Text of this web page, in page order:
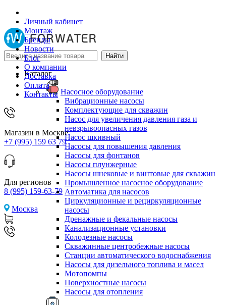
Личный кабинет
Монтаж
Бренды
Новости
Блог
О компании
Доставка
Оплата
Контакты
Магазин в Москве
+7 (995) 159 63 79
Для регионов
8 (995) 159-63-79
Москва
Каталог
Насосное оборудование
Вибрационные насосы
Комплектующие для скважин
Насос для увеличения давления газа и
невзрывоопасных газов
Насос шкивный
Насосы для повышения давления
Насосы для фонтанов
Насосы плунжерные
Насосы шнековые и винтовые для скважин
Промышленное насосное оборудование
Автоматика для насосов
Циркуляционные и рециркуляционные
насосы
Дренажные и фекальные насосы
Канализационные установки
Колодезные насосы
Скважинные центробежные насосы
Станции автоматического водоснабжения
Насосы для дизельного топлива и масел
Мотопомпы
Поверхностные насосы
Насосы для отопления